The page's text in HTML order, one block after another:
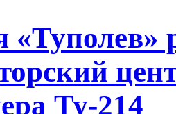
Ту-214